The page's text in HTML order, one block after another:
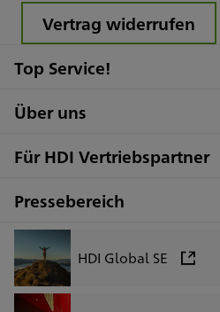
Vertrag widerrufen
Top Service!
Über uns
Für HDI Vertriebspartner
Pressebereich
HDI Global SE